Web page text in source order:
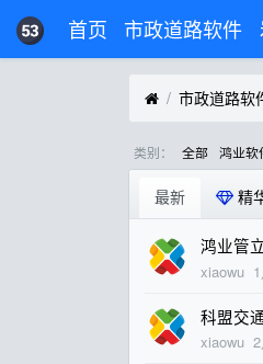
首页 市政道路软件
市政道路软
类别： 全部 鸿业软
最新 精
鸿业管
xiaowu
科盟交
xiaowu